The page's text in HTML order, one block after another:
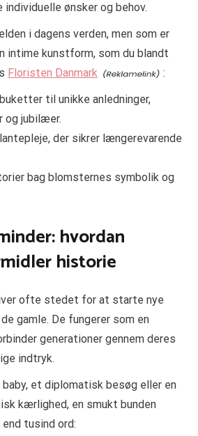
individuelle ønsker og behov.
i dagens verden, men som er
kunstform, som du blandt
Floristen Danmark
:
til unikke anledninger,
og jubilæer.
der sikrer længerevarende
bag blomsternes symbolik og
hvordan
historie
ofte stedet for at starte nye
gamle. De fungerer som en
generationer gennem deres
indtryk.
et diplomatisk besøg eller en
kærlighed, en smukt bunden
tusind ord: